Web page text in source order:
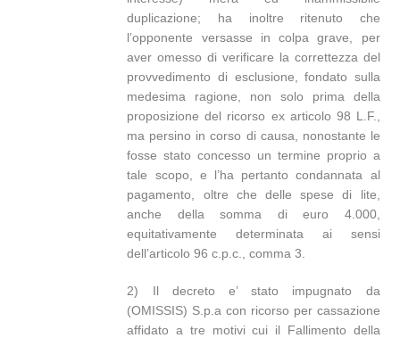
duplicazione; ha inoltre ritenuto che
l’opponente versasse in colpa grave, per
aver omesso di verificare la correttezza del
provvedimento di esclusione, fondato sulla
medesima ragione, non solo prima della
proposizione del ricorso ex articolo 98 L.F.,
ma persino in corso di causa, nonostante le
fosse stato concesso un termine proprio a
tale scopo, e l’ha pertanto condannata al
pagamento, oltre che delle spese di lite,
anche della somma di euro 4.000,
equitativamente determinata ai sensi
dell’articolo 96 c.p.c., comma 3.
2) Il decreto e’ stato impugnato da
(OMISSIS) S.p.a con ricorso per cassazione
affidato a tre motivi cui il Fallimento della